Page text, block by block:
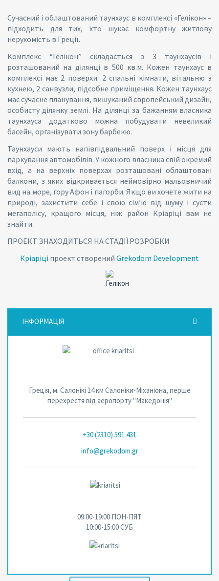
Сучасний і облаштований таунхаус в комплексі «Гелікон» –
підходить для тих, хто шукає комфортну житлову
нерухомість в Греції.
Комплекс “Гелікон” складається з 3 таунхаусів і
розташований на ділянці в 500 кв.м. Кожен таунхаус в
комплексі має 2 поверхи: 2 спальні кімнати, вітальню з
кухнею, 2 санвузли, підсобне приміщення. Кожен таунхаус
має сучасне планування, вишуканий європейський дизайн,
особисту ділянку землі. На ділянці за бажанням власника
таунхауса додатково можна побудувати невеликий
басейн, організувати зону барбекю.
Таунхауси мають напівпідвальний поверх і місця для
паркування автомобілів. У кожного власника свій окремий
вхід, а на верхніх поверхах розташовані облаштовані
балкони, з яких відкривається неймовірно мальовничий
вид на море, гору Афон і пагорби. Якщо ви хочете жити на
природі, захистити себе і свою сім’ю від шуму і суєти
мегаполісу, кращого місця, ніж район Кріаріці вам не
знайти.
ПРОЕКТ ЗНАХОДИТЬСЯ НА СТАДІЇ РОЗРОБКИ
Кріаріці проект створений Grekodom Development
ІНФОРМАЦІЯ
Греція, м. Салонікі 14 км Салоніки-Міханіона, перше
перехрестя від аеропорту "Македонія"
+30 (2310) 591 431
info@grekodom.gr
09:00-19:00 ПОН-ПЯТ
10:00-15:00 СУБ